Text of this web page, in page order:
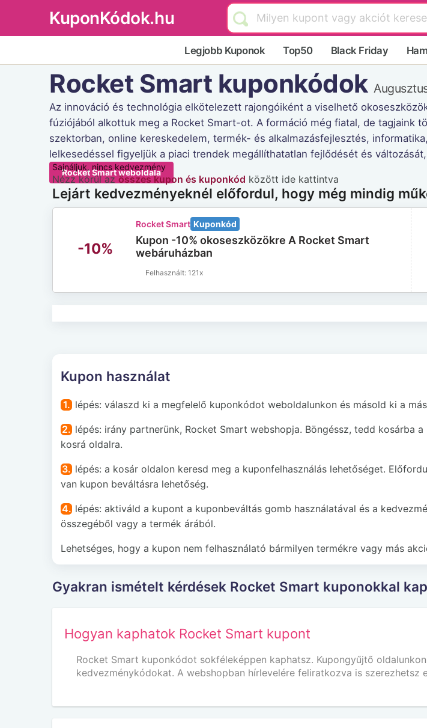
KuponKódok.hu
Legjobb Kuponok Top50 Black Friday
Rocket Smart kuponkódok
Az innováció és technológia elkötelezett rajongóiként a viselhető
fúziójából alkottuk meg a Rocket Smart-ot. A formáció még fiatal, de tagjaink
szektorban, online kereskedelem, termék- és alkalmazásfejlesztés,
lelkesedéssel figyeljük a piaci trendek megállíthatatlan fejlődését és
Rocket Smart weboldala
Sajnáljuk, nincs kedvezmény
Nézz körül az összes kupon és kuponkód között ide kattintva
Lejárt kedvezményeknél előfordul, hogy még mindig
-10%
Rocket Smart Kuponkód
Kupon -10% okoseszközökre A Rocket Smart
webáruházban
121x
Kupon használat
1. lépés: válaszd ki a megfelelő kuponkódot weboldalunkon és másold ki a
2. lépés: irány partnerünk, Rocket Smart webshopja. Böngéssz, tedd kosárba
kosrá oldalra.
3. lépés: a kosár oldalon keresd meg a kuponfelhasználás lehetőséget.
van kupon beváltásra lehetőség.
4. lépés: aktiváld a kupont a kuponbeváltás gomb használatával és a
összegéből vagy a termék árából.
Lehetséges, hogy a kupon nem felhasználató bármilyen termékre vagy más
Gyakran ismételt kérdések Rocket Smart kuponokkal
Hogyan kaphatok Rocket Smart kupont
Rocket Smart kuponkódot sokféleképpen kaphatsz. Kupongyűjtő
kedvezménykódokat. A webshopban hírlevelére feliratkozva is szerezhetsz